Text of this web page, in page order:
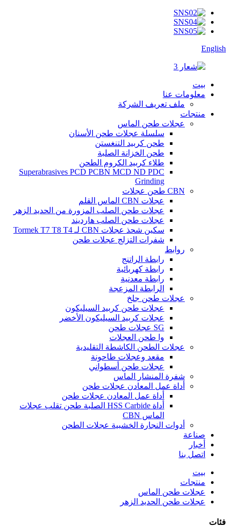
English
بيت
معلومات عنا
ملف تعريف الشركة
منتجات
عجلات طحن الماس
سلسلة عجلات طحن الأسنان
طحن كربيد التنغستن
طحن الخزانة الصلبة
طلاء كربيد الكروم الطحن
Superabrasives PCD PCBN MCD ND PDC
Grinding
CBN طحن عجلات
عجلات CBN الماس القلم
عجلات طحن الصلب المزورة من الحديد الزهر
عجلات طحن الصلب هارديند
سكين شحذ عجلات CBN لـ Tormek T7 T8 T4
شفرات التزلج عجلات طحن
روابط
رابطة الراتنج
رابطة كهربائية
رابطة معدنية
الرابطة المزعجة
عجلات طحن جلخ
عجلات طحن كربيد السيليكون
عجلات كربيد السيليكون الأخضر
SG عجلات طحن
وا طحن العجلات
عجلات الطحن الكاشطة التقليدية
مقعد وعجلات طاحونة
عجلات طحن أسطواني
شفرة المنشار الماس
أداة عمل المعادن عجلات طحن
أداة عمل المعادن عجلات طحن
أداة HSS Carbide الصلبة طحن تقلب عجلات
الماس CBN
أدوات النجارة الخشبية عجلات الطحن
صناعة
أخبار
اتصل بنا
بيت
منتجات
عجلات طحن الماس
عجلات طحن الحديد الزهر
فئات